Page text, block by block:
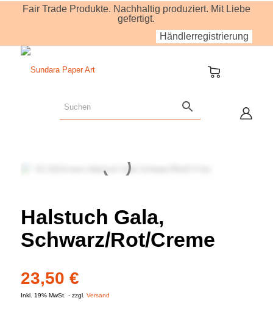
Fair Trade Produkte. Nachhaltig produziert. Mit Liebe
gefertigt.
Händlerregistrierung
Halstuch Gala,
Schwarz/Rot/Creme
23,50 €
Inkl. 19% MwSt. zzgl. Versand